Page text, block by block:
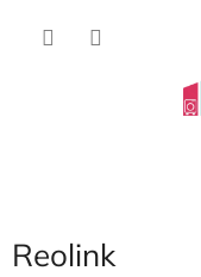
Reolink